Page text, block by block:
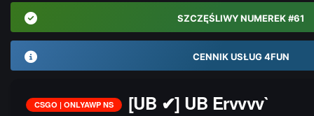
SZCZĘŚLIWY NUMEREK #61
CENNIK USŁUG 4FUN
CSGO | ONLYAWP NS [UB ✔] UB Ervvvv`